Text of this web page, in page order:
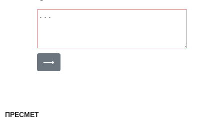
⟶
ПРЕСМЕТ